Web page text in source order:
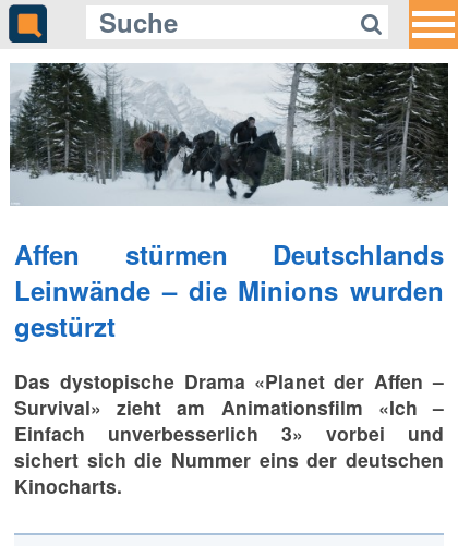
Affen stürmen Deutschlands
Leinwände – die Minions wurden
gestürzt
Das dystopische Drama «Planet der Affen –
Survival» zieht am Animationsfilm «Ich –
Einfach unverbesserlich 3» vorbei und
sichert sich die Nummer eins der deutschen
Kinocharts.